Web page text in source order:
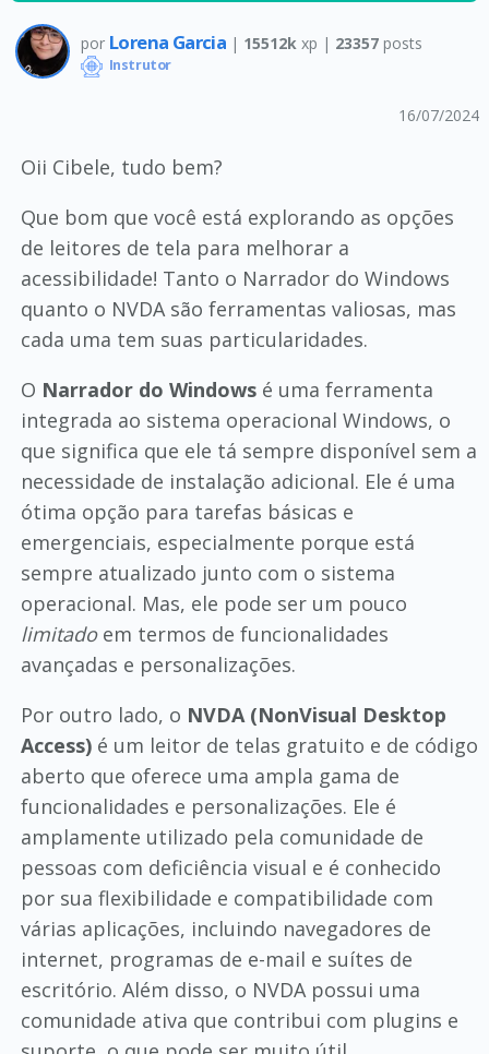
por Lorena Garcia | 15512k xp | 23357posts
Instrutor
16/07/2024
Oii Cibele, tudo bem?
Que bom que você está explorando as opções
de leitores de tela para melhorar a
acessibilidade! Tanto o Narrador do Windows
quanto o NVDA são ferramentas valiosas, mas
cada uma tem suas particularidades.
O Narrador do Windowsé uma ferramenta
integrada ao sistema operacional Windows, o
que significa que ele tá sempre disponível sem a
necessidade de instalação adicional. Ele é uma
ótima opção para tarefas básicas e
emergenciais, especialmente porque está
sempre atualizado junto com o sistema
operacional. Mas, ele pode ser um pouco
limitadoem termos de funcionalidades
avançadas e personalizações.
Por outro lado, o NVDA (NonVisual Desktop
Access)é um leitor de telas gratuito e de código
aberto que oferece uma ampla gama de
funcionalidades e personalizações. Ele é
amplamente utilizado pela comunidade de
pessoas com deficiência visual e é conhecido
por sua flexibilidade e compatibilidade com
várias aplicações, incluindo navegadores de
internet, programas de e-mail e suítes de
escritório. Além disso, o NVDA possui uma
comunidade ativa que contribui com plugins e